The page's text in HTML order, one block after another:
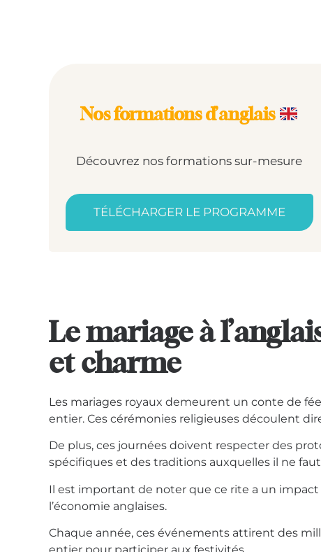
Nos formations d’anglais
Découvrez nos formations sur-mesure
TÉLÉCHARGER LE PROGRAMME
Le mariage à
et charme
Les mariages royaux demeurent un conte de
entier. Ces cérémonies religieuses découlent
De plus, ces journées doivent respecter des
spécifiques et des traditions auxquelles il ne
Il est important de noter que ce rite a un
l’économie anglaises.
Chaque année, ces événements attirent des